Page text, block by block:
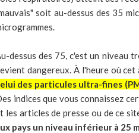
soit au-dessus des 35
dessus des 75, c'est un niveau
dangereux. À l'heure où
des particules ultra-fines
indices que vous connaissez
les articles de presse ou de ce
pays un niveau inférieur à 25